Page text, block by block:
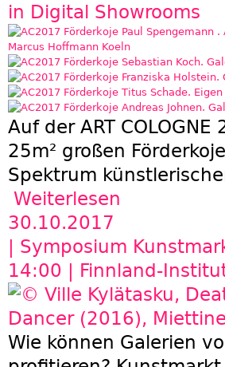
in Digital Showrooms
Auf der ART
25m² großen
Spektrum
Weiterlesen
30.10.2017
| Symposium
14:00 | Finnland-
Wie können Galerien